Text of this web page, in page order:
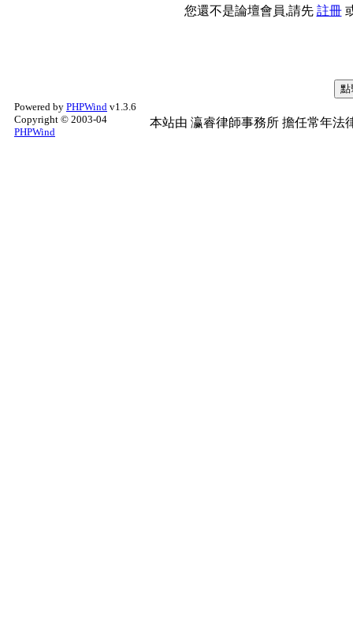
您還不是論壇會員,請先 註冊
Powered by PHPWind v1.3.6
Copyright © 2003-04
PHPWind
本站由 瀛睿律師事務所 擔任常年法